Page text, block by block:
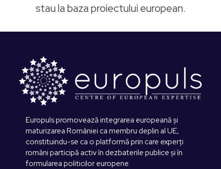
stau la baza proiectului european.
Europuls promovează integrarea europeană și
maturizarea României ca membru deplin al UE,
constituindu-se ca o platformă prin care experți
români participă activ în dezbaterile publice și în
formularea politicilor europene.